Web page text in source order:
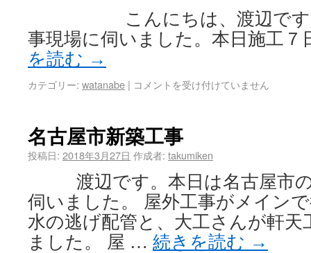
こんにちは、渡辺です。
事現場に伺いました。本日施工
を読む →
カテゴリー: watanabe | コメントを受け付けていません
名古屋市新築工事
投稿日: 2018年3月27日 作成者: takumiken
渡辺です。本日は名古屋市の
伺いました。 屋外工事がメイン
水の逃げ配管と、大工さんが軒
ました。 屋 … 続きを読む →